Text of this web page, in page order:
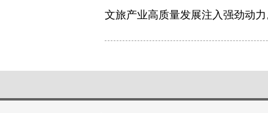
文旅产业高质量发展注入强劲动